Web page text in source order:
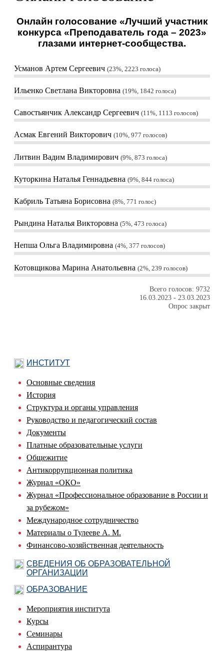
Онлайн голосование «Лучший участник
конкурса «Преподаватель года – 2023»
глазами интернет-сообщества.
Усманов Артем Сергеевич 23%, 2223 голоса
Ильенко Светлана Викторовна 19%, 1842 голоса
Савостьянчик Александр Сергеевич 11%, 1113 голосов
Асмак Евгений Викторович 10%, 977 голосов
Литвин Вадим Владимирович 9%, 873 голоса
Куторкина Наталья Геннадьевна 9%, 844 голоса
Кабриль Татьяна Борисовна 8%, 771 голос
Рындина Наталья Викторовна 5%, 473 голоса
Непша Ольга Владимировна 4%, 377 голосов
Котовщикова Марина Анатольевна 2%, 239 голосов
Всего голосов: 9732
16.03.2023 - 23.03.2023
Опрос закрыт
ИНСТИТУТ
Основные сведения
История
Структура и органы управления
Руководство и педагогический состав
Документы
Платные образовательные услуги
Общежитие
Антикоррупционная политика
Журнал «ОКО»
Журнал «Профессиональное образование в России и
за рубежом»
Международное сотрудничество
Материалы о Тулееве А. М.
Финансово-хозяйственная деятельность
СВЕДЕНИЯ ОБ ОБРАЗОВАТЕЛЬНОЙ
ОРГАНИЗАЦИИ
ОБРАЗОВАНИЕ
Мероприятия института
Курсы
Семинары
Аспирантура